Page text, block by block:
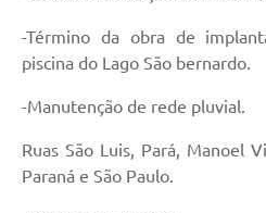
Sala do Empreendedor
Lei Geral de Proteção de dados -
Acesso à Informação
Turismo em São Chico
-Término da obra de
piscina do Lago São bernardo.
-Manutenção de rede pluvial.
Ruas São Luis, Pará, Manoel
Paraná e São Paulo.